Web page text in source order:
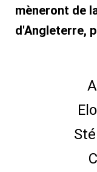
mèneront de
d'Angleterre,